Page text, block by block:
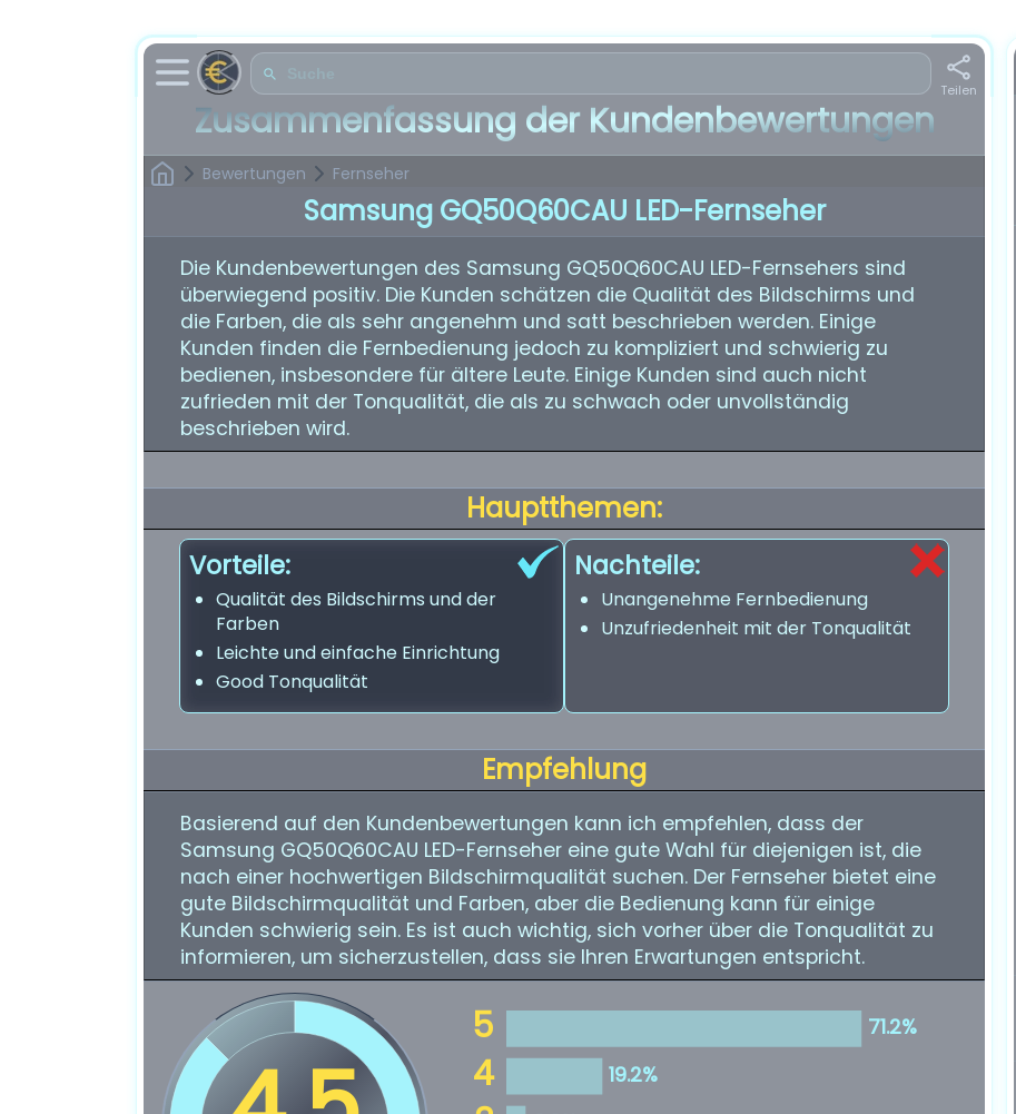
Teilen
Zusammenfassung der Kundenbewertungen
Bewertungen Fernseher
Samsung GQ50Q60CAU LED-Fernseher
Die Kundenbewertungen des Samsung GQ50Q60CAU LED-Fernsehers sind
überwiegend positiv. Die Kunden schätzen die Qualität des Bildschirms und
die Farben, die als sehr angenehm und satt beschrieben werden. Einige
Kunden finden die Fernbedienung jedoch zu kompliziert und schwierig zu
bedienen, insbesondere für ältere Leute. Einige Kunden sind auch nicht
zufrieden mit der Tonqualität, die als zu schwach oder unvollständig
beschrieben wird.
Hauptthemen:
Vorteile:
Qualität des Bildschirms und der
Farben
Leichte und einfache Einrichtung
Good Tonqualität
Nachteile:
Unangenehme Fernbedienung
Unzufriedenheit mit der Tonqualität
Empfehlung
Basierend auf den Kundenbewertungen kann ich empfehlen, dass der
Samsung GQ50Q60CAU LED-Fernseher eine gute Wahl für diejenigen ist, die
nach einer hochwertigen Bildschirmqualität suchen. Der Fernseher bietet eine
gute Bildschirmqualität und Farben, aber die Bedienung kann für einige
Kunden schwierig sein. Es ist auch wichtig, sich vorher über die Tonqualität zu
informieren, um sicherzustellen, dass sie Ihren Erwartungen entspricht.